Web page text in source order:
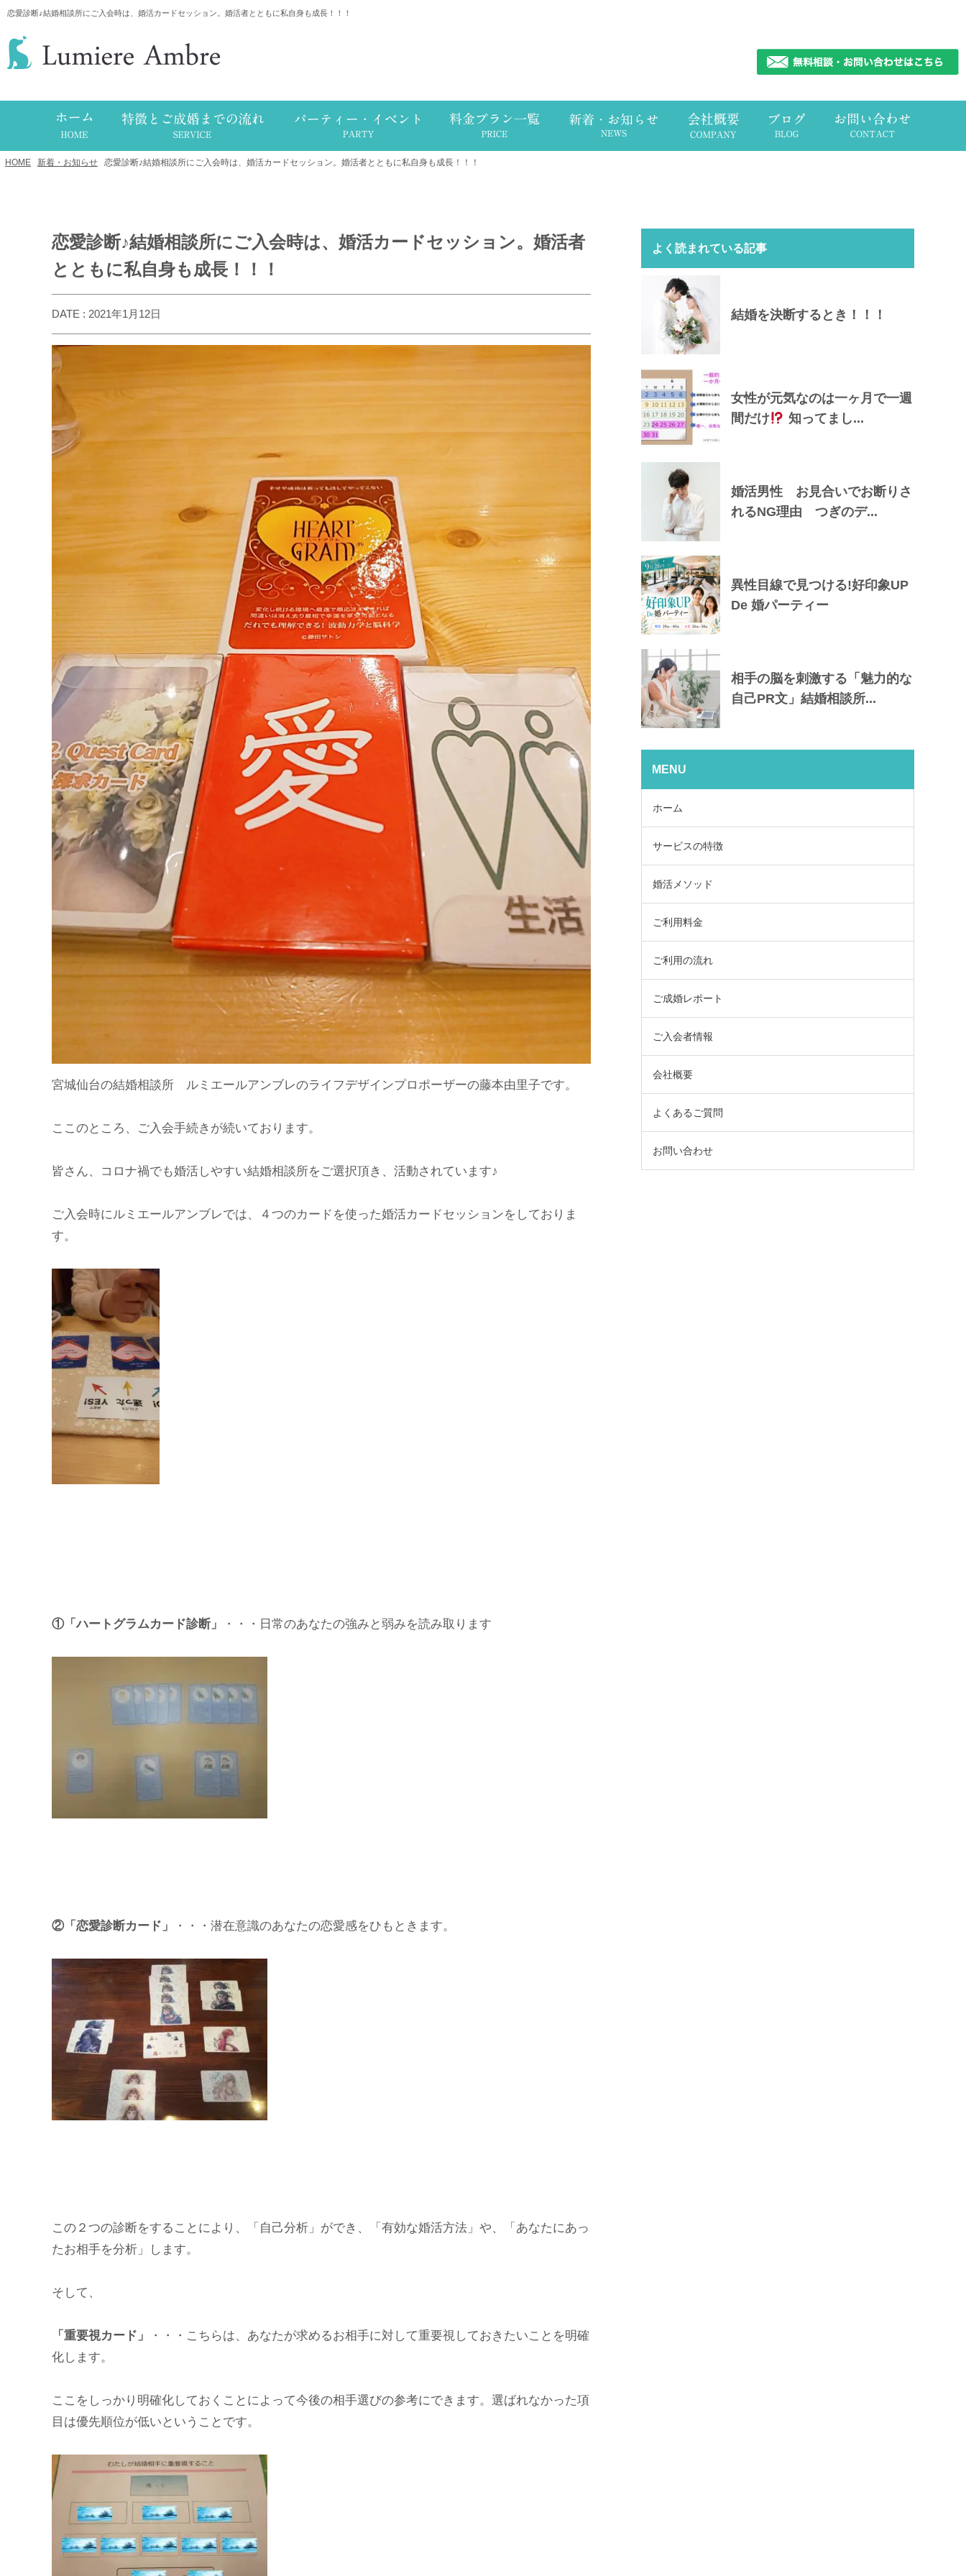
恋愛診断♪結婚相談所にご入会時は、婚活カードセッション。婚活者とともに私自身も成長！！！
HOME 新着・お知らせ 恋愛診断♪結婚相談所にご入会時は、婚活カードセッション。婚活者とともに私自身も成長！！！
恋愛診断♪結婚相談所にご入会時は、婚活カードセッション。婚活者
とともに私自身も成長！！！
DATE : 2021年1月12日
宮城仙台の結婚相談所 ルミエールアンブレのライフデザインプロポーザーの藤本由里子です。
ここのところ、ご入会手続きが続いております。
皆さん、コロナ禍でも婚活しやすい結婚相談所をご選択頂き、活動されています♪
ご入会時にルミエールアンブレでは、４つのカードを使った婚活カードセッションをしておりま
す。
①「ハートグラムカード診断」 ・・・日常のあなたの強みと弱みを読み取ります
②「恋愛診断カード」 ・・・潜在意識のあなたの恋愛感をひもときます。
この２つの診断をすることにより、「自己分析」ができ、「有効な婚活方法」や、「あなたにあっ
たお相手を分析」します。
そして、
「重要視カード」
・・・こちらは、あなたが求めるお相手に対して重要視しておきたいことを明確
化します。
ここをしっかり明確化しておくことによって今後の相手選びの参考にできます。選ばれなかった項
目は優先順位が低いということです。
よく読まれている記事
結婚を決断するとき！！！
女性が元気なのは一ヶ月で一週
間だけ
知ってまし...
婚活男性 お見合いでお断りさ
れるNG理由 つぎのデ...
異性目線で見つける!好印象UP
De 婚パーティー
相手の脳を刺激する「魅力的な
自己PR文」結婚相談所...
MENU
ホーム
サービスの特徴
婚活メソッド
ご利用料金
ご利用の流れ
ご成婚レポート
ご入会者情報
会社概要
よくあるご質問
お問い合わせ